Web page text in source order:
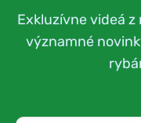
Exkluzívne videá
významné